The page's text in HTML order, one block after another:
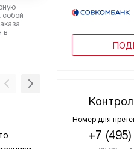
Номер для
+7
собой
в